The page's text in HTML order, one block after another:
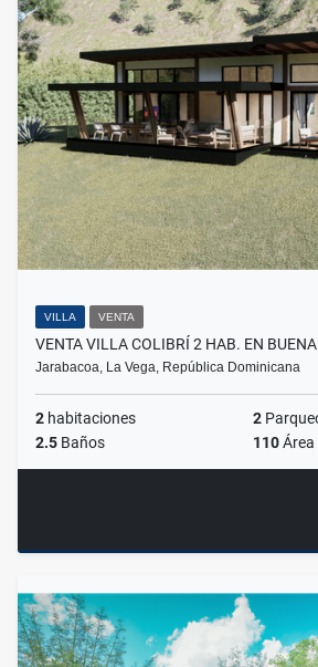
VILLA VENTA
VENTA VILLA COLIBRÍ 2 HAB. EN
Jarabacoa, La Vega, República Dominicana
2 habitaciones 2
2.5 Baños 110Área